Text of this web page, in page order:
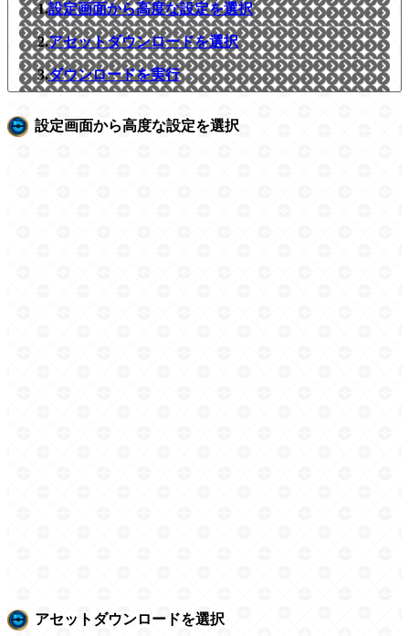
1.設定画面から高度な設定を選択
2.アセットダウンロードを選択
3.ダウンロードを実行
設定画面から高度な設定を選択
アセットダウンロードを選択